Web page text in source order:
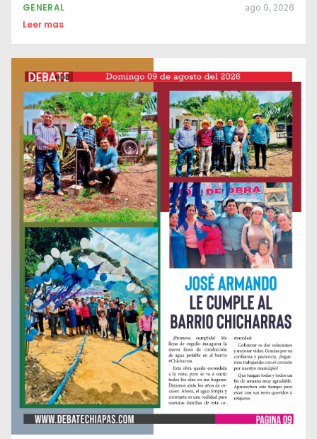
GENERAL ago 9, 2026
Leer mas